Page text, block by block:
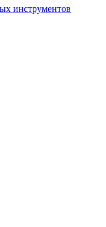
инструментов